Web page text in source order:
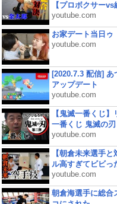
【プロボクサーvs
youtube.com
お家デート当日ゥ
youtube.com
[2020.7.3 配信]
アップデート
youtube.com
【鬼滅一番くじ
一番くじ 鬼滅の
youtube.com
【朝倉未来選手
ル高すぎてビビっ
youtube.com
朝倉海選手に総合